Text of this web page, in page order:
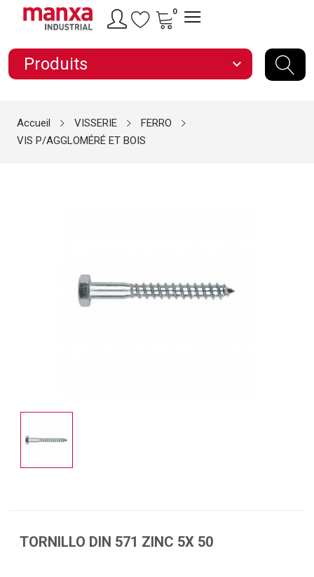
0
Produits expand_more
Accueil VISSERIE
FERRO
VIS P/AGGLOMÉRÉ ET BOIS
TORNILLO DIN 571 ZINC 5X 50